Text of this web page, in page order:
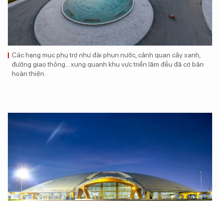
Các hạng mục phụ trợ như đài phun nước, cảnh quan cây xanh,
đường giao thông… xung quanh khu vực triển lãm đều đã cơ bản
hoàn thiện.